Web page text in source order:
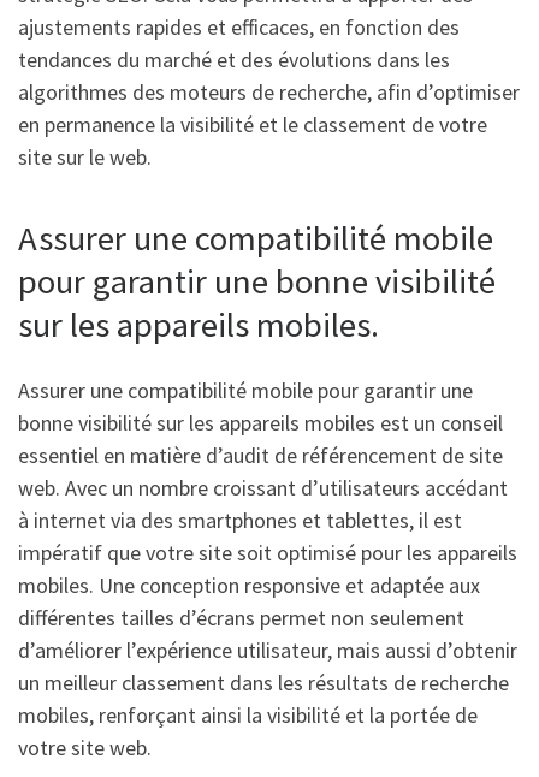
ajustements rapides et efficaces, en fonction des
tendances du marché et des évolutions dans les
algorithmes des moteurs de recherche, afin d’optimiser
en permanence la visibilité et le classement de votre
site sur le web.
Assurer une compatibilité mobile
pour garantir une bonne visibilité
sur les appareils mobiles.
Assurer une compatibilité mobile pour garantir une
bonne visibilité sur les appareils mobiles est un conseil
essentiel en matière d’audit de référencement de site
web. Avec un nombre croissant d’utilisateurs accédant
à internet via des smartphones et tablettes, il est
impératif que votre site soit optimisé pour les appareils
mobiles. Une conception responsive et adaptée aux
différentes tailles d’écrans permet non seulement
d’améliorer l’expérience utilisateur, mais aussi d’obtenir
un meilleur classement dans les résultats de recherche
mobiles, renforçant ainsi la visibilité et la portée de
votre site web.